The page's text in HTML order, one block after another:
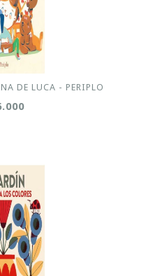
DE LUCA - PERIPLO